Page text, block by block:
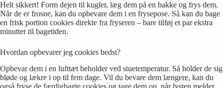
Helt sikkert! Form dejen til kugler, læg dem på en bakke og frys dem.
Når de er frosne, kan du opbevare dem i en frysepose. Så kan du bage
en frisk portion cookies direkte fra fryseren – bare tilføj et par ekstra
minutter til bagetiden.
Hvordan opbevarer jeg cookies bedst?
Opbevar dem i en lufttæt beholder ved stuetemperatur. Så holder de sig
bløde og lækre i op til fem dage. Vil du bevare dem længere, kan du
også fryse de færdigbagte cookies og tage dem op, når lysten melder